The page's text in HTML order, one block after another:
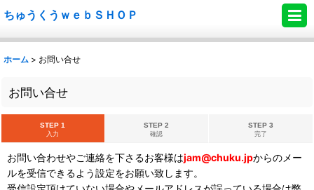
ちゅうくうｗｅｂＳＨＯＰ
ホーム > お問い合せ
お問い合せ
STEP 1
入力
STEP 2
確認
STEP 3
完了
お問い合わせやご連絡を下さるお客様はjam@chuku.jpからのメー
ルを受信できるよう設定をお願い致します。